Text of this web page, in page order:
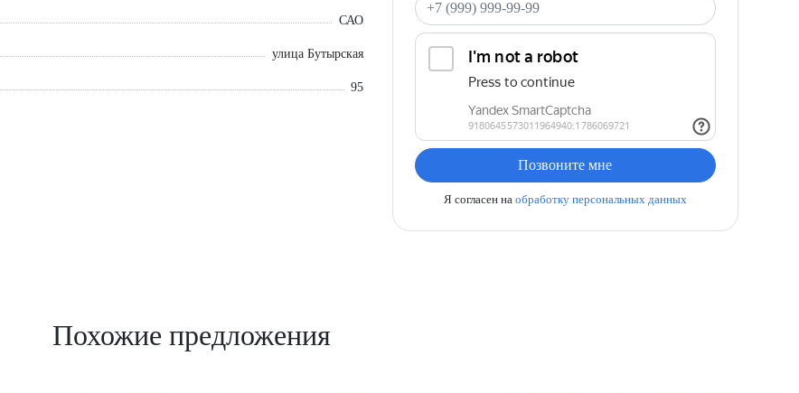
САО
улица Бутырская
95
Позвоните мне
Я согласен на обработку персональных данных
Похожие предложения